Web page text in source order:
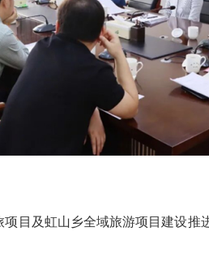
及虹山乡全域旅游项目建设推